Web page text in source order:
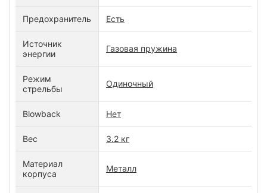
Предохранитель Есть
Источник
энергии
Газовая пружина
Режим
стрельбы
Одиночный
Blowback Нет
Вес 3.2 кг
Материал
корпуса
Металл